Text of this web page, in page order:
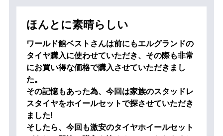
ほんとに素晴らしい
ワールド館ベストさんは前にもエルグランドの
タイヤ購入に使わせていただき、その際も非常
にお買い得な価格で購入させていただきまし
た。
その記憶もあった為、今回は家族のスタッドレ
スタイヤをホイールセットで探させていただき
ました!
そしたら、今回も激安のタイヤホイールセット